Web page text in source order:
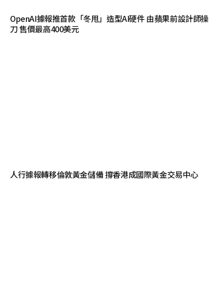
OpenAI據報推首款「冬甩」造型AI硬件 由蘋果前設計師操
刀 售價最高400美元
人行據報轉移倫敦黃金儲備 撐香港成國際黃金交易中心